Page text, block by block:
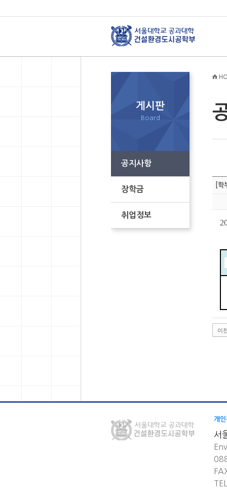
게시판
Board
공지사항
장학금
취업정보
[학
이
개
서